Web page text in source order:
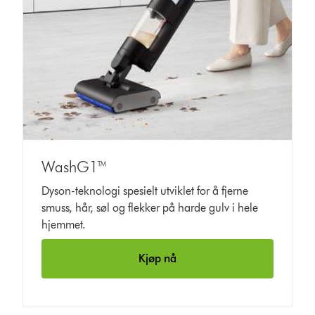
WashG1™
Dyson-teknologi spesielt utviklet for å fjerne
smuss, hår, søl og flekker på harde gulv i hele
hjemmet.
Kjøp nå